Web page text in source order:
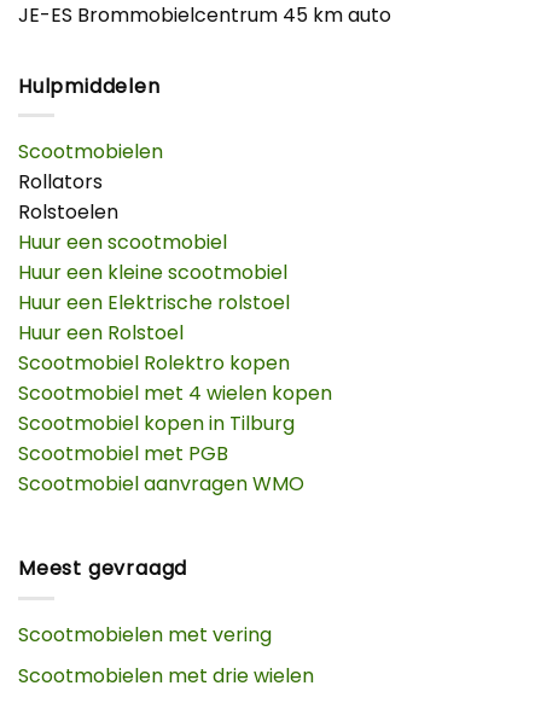
JE-ES Brommobielcentrum 45 km auto
Hulpmiddelen
Scootmobielen
Rollators
Rolstoelen
Huur een scootmobiel
Huur een kleine scootmobiel
Huur een Elektrische rolstoel
Huur een Rolstoel
Scootmobiel Rolektro kopen
Scootmobiel met 4 wielen kopen
Scootmobiel kopen in Tilburg
Scootmobiel met PGB
Scootmobiel aanvragen WMO
Meest gevraagd
Scootmobielen met vering
Scootmobielen met drie wielen